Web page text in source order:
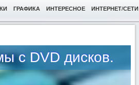
ГРАФИКА ИНТЕРЕСНОЕ ИНТЕРНЕТ/СЕТИ
с DVD дисков.